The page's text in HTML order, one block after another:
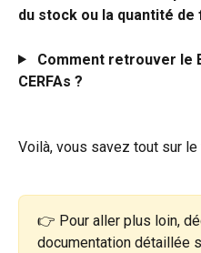
du stock ou la quantité de
Comment retrouver le
CERFAs ?
Voilà, vous savez tout sur le
👉 Pour aller plus loin,
documentation détaillée